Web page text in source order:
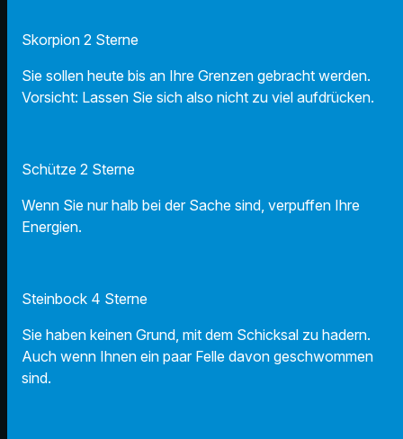
Skorpion 2 Sterne
Sie sollen heute bis an Ihre Grenzen gebracht werden.
Vorsicht: Lassen Sie sich also nicht zu viel aufdrücken.
Schütze 2 Sterne
Wenn Sie nur halb bei der Sache sind, verpuffen Ihre
Energien.
Steinbock 4 Sterne
Sie haben keinen Grund, mit dem Schicksal zu hadern.
Auch wenn Ihnen ein paar Felle davon geschwommen
sind.